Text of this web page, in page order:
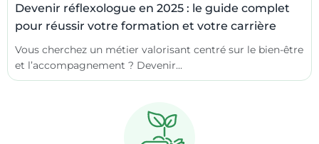
Devenir réflexologue en 2025 : le guide complet
pour réussir votre formation et votre carrière
Vous cherchez un métier valorisant centré sur le bien-être
et l’accompagnement ? Devenir...